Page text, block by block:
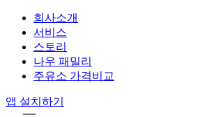
회사소개
서비스
스토리
나우 패밀리
주유소 가격비교
앱 설치하기